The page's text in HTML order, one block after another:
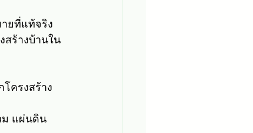
ยที่แท้จริง
สร้างบ้านใน
ครงสร้าง
ม แผ่นดิน